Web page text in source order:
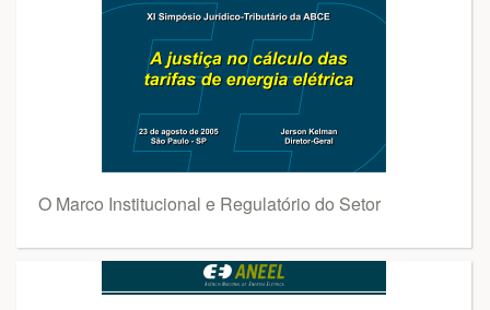
O Marco Institucional e Regulatório do Setor